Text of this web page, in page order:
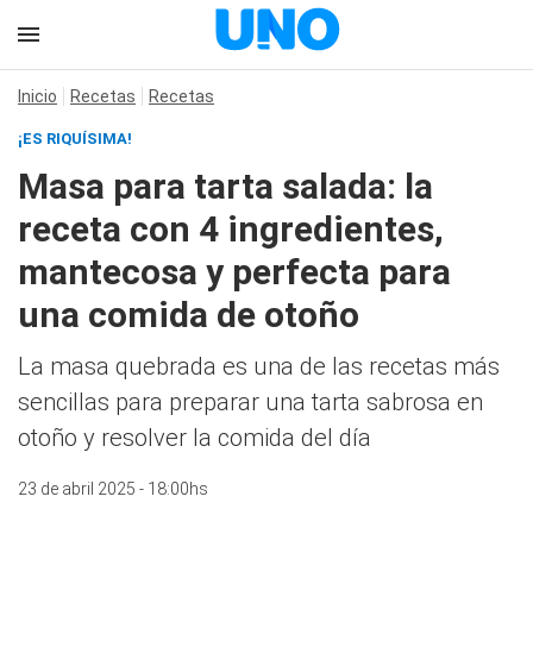
Inicio Recetas Recetas
¡ES RIQUÍSIMA!
Masa para tarta salada: la
receta con 4 ingredientes,
mantecosa y perfecta para
una comida de otoño
La masa quebrada es una de las recetas más
sencillas para preparar una tarta sabrosa en
otoño y resolver la comida del día
23 de abril 2025 - 18:00hs